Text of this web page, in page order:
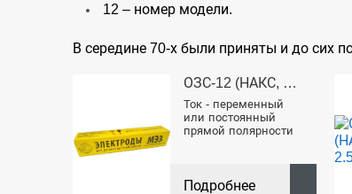
12 – номер модели.
В середине 70-х были приняты и до сих
ОЗС-12 (НАКС, РРР) 2 мм (1 кг)
Ток - переменный
или постоянный
прямой полярности
Подробнее